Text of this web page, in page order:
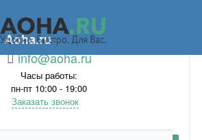
Aoha.ru
info@aoha.ru
Часы работы:
пн-пт 10:00 - 19:00
Заказать звонок